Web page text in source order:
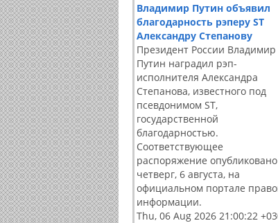
Владимир Путин объявил
благодарность рэперу ST
Александру Степанову
Президент России Владимир
Путин наградил рэп-
исполнителя Александра
Степанова, известного под
псевдонимом ST,
государственной
благодарностью.
Соответствующее
распоряжение
четверг, 6 августа, на
официальном портале
информации.
Thu, 06 Aug 2026 21:00:22